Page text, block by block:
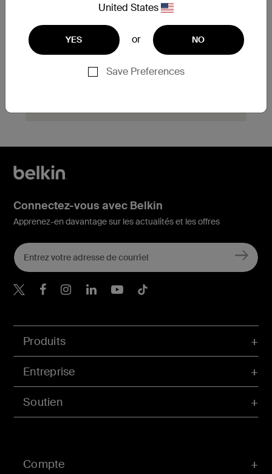
Complétez le formulaire de demande
d’assistance vous contactera rapidement
pour vous indiquer la marche à suivre.
United States
YES or NO
Save Preferences
Compte
Produits
Entreprise
Soutien
Connectez-vous avec Belkin
Apprenez-en davantage sur les actualités et les offres
Belkin Twitter
Belkin Facebook
Belkin Instagram
Belkin LinkedIn
Belkin Youtube
Belkin TikTok